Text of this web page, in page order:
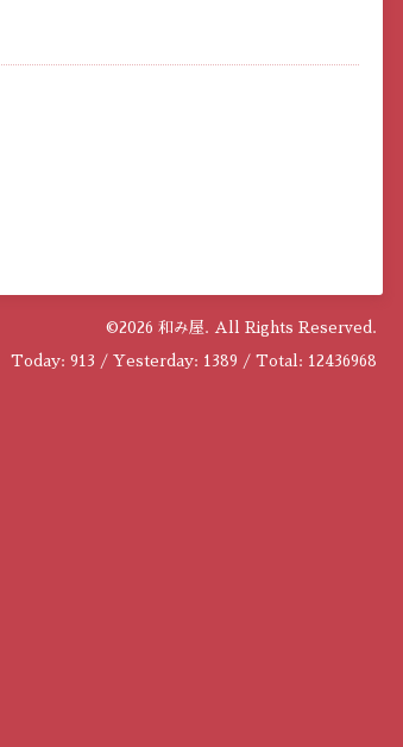
©2026 和み屋. All Rights Reserved.
Today: 913 / Yesterday: 1389 / Total: 12436968